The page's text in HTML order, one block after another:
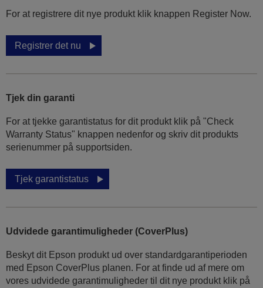
For at registrere dit nye produkt klik knappen Register Now.
Registrer det nu
Tjek din garanti
For at tjekke garantistatus for dit produkt klik på "Check
Warranty Status" knappen nedenfor og skriv dit produkts
serienummer på supportsiden.
Tjek garantistatus
Udvidede garantimuligheder (CoverPlus)
Beskyt dit Epson produkt ud over standardgarantiperioden
med Epson CoverPlus planen. For at finde ud af mere om
vores udvidede garantimuligheder til dit nye produkt klik på